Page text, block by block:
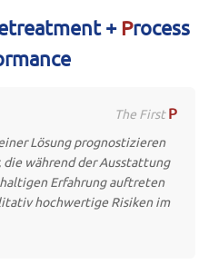
+Process
The First P
Lösung prognostizieren
während der Ausstattung
Erfahrung auftreten
hochwertige Risiken im